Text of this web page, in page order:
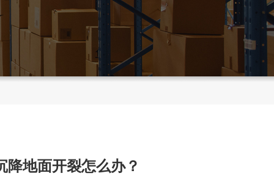
地面开裂怎么办？